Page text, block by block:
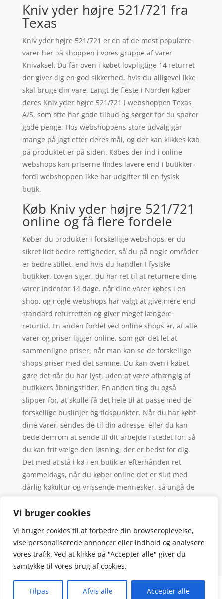
Vi bruger cookies
Vi bruger cookies til at forbedre din browseroplevelse,
vise personaliserede annoncer eller indhold og analysere
vores trafik. Ved at klikke på "Accepter alle" giver du
samtykke til vores brug af cookies.
Tilpas Afvis alle Accepter alle
Kniv yder højre 521/721 fra
Texas
Kniv yder højre 521/721 er en af de mest populære
varer her på shoppen i vores gruppe af varer
Knivaksel. Du får oven i købet lovpligtige 14 returret
der giver dig en god sikkerhed, hvis du alligevel ikke
skal bruge din vare. Langt de fleste i Norden køber
deres Kniv yder højre 521/721 i webshoppen Texas
A/S, som ofte har gode tilbud og sørger for du sparer
gode penge. Hos webshoppens store udvalg går
mange på jagt efter deres mål, og der kan klikkes køb
på produktet er på siden. Købes der ind i online
webshops kan priserne findes lavere end i butikker-
fordi webshoppen ikke har udgifter til en fysisk
butik.
Køb Kniv yder højre 521/721
online og få flere fordele
Køber du produkter i forskellige webshops, er du
sikret lidt bedre rettigheder, så du på nogle områder
er bedre stillet, end hvis du handler I fysiske
butikker. Loven siger, du har ret til at returnere dine
varer indenfor 14 dage. når dine varer købes i en
shop, og nogle webshops har valgt at give mere end
standard returretten og giver meget længere
returtid. En anden fordel ved online shops er, at alle
varer og priser ligger online, som gør det let at
sammenligne priser, når man kan se de forskellige
shops priser med det samme. Du kan oven i købet
gøre det når du har lyst, uden at være afhængig af
butikkers åbningstider. En anden ting du også
slipper for, at skulle få det hele til at passe med de
forskellige buslinjer og tidspunkter. Når du har købt
dine varer, sendes de til din adresse, eller du kan
bede dem om at sende til dit arbejde i stedet for, så
du kan frit vælge den løsning, der er bedst for dig.
Det med at stå i kø i en butik er efterhånden ret
gammeldags, når du køber online det er slut med
dårlig køkultur og vrissende mennesker, så ungå de
trælse frustrationer over, at det kan tage så lang tid
for folk at finde de sidste mønter frem.
Denne hjemmeside samler et bredt udvalg af
spændende varer. Siden er et affiiliatesite, og nogle